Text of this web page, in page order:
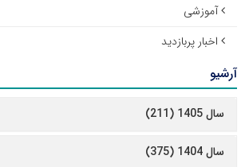
آموزشی
اخبار پربازدید
آرشیو
سال 1405 (211)
سال 1404 (375)